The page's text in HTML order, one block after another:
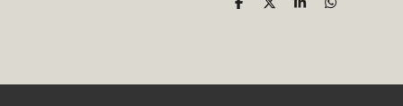
D
D
S
D